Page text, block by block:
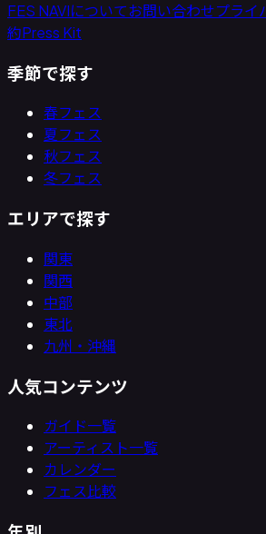
FES NAVIについてお問い合わせプライ
約Press Kit
季節で探す
春フェス
夏フェス
秋フェス
冬フェス
エリアで探す
関東
関西
中部
東北
九州・沖縄
人気コンテンツ
ガイド一覧
アーティスト一覧
カレンダー
フェス比較